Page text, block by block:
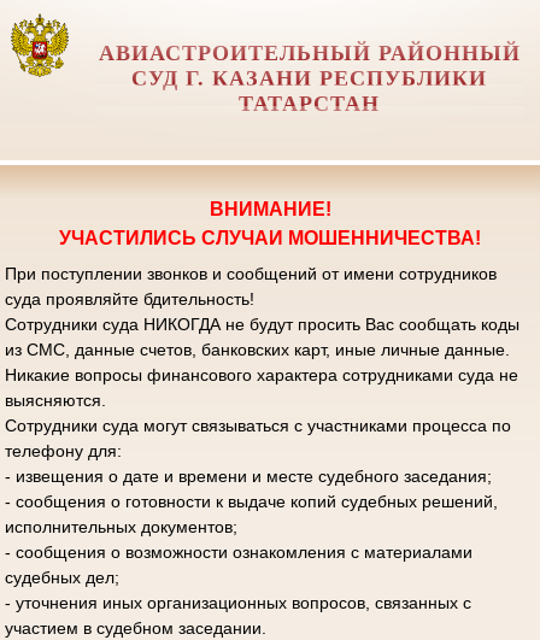
АВИАСТРОИТЕЛЬНЫЙ РАЙОННЫЙ
СУД Г. КАЗАНИ РЕСПУБЛИКИ
ТАТАРСТАН
ВНИМАНИЕ!
УЧАСТИЛИСЬ СЛУЧАИ МОШЕННИЧЕСТВА!
При поступлении звонков и сообщений от имени сотрудников
суда проявляйте бдительность!
Сотрудники суда НИКОГДА не будут просить Вас сообщать коды
из СМС, данные счетов, банковских карт, иные личные данные.
Никакие вопросы финансового характера сотрудниками суда не
выясняются.
Сотрудники суда могут связываться с участниками процесса по
телефону для:
- извещения о дате и времени и месте судебного заседания;
- сообщения о готовности к выдаче копий судебных решений,
исполнительных документов;
- сообщения о возможности ознакомления с материалами
судебных дел;
- уточнения иных организационных вопросов, связанных с
участием в судебном заседании.